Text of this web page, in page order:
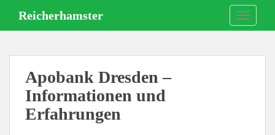
i
Reicherhamster
Apobank Dresden –
Informationen und
Erfahrungen